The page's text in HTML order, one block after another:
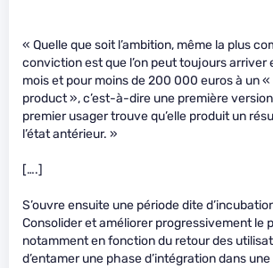
« Quelle que soit l’ambition, même la plus
conviction est que l’on peut toujours arriver
mois et pour moins de 200 000 euros à un
product », c’est-à-dire une première
premier usager trouve qu’elle produit un
l’état antérieur. »
[….]
S’ouvre ensuite une période dite
Consolider et améliorer progressivement le
notamment en fonction du retour des
d’entamer une phase d’intégration dans